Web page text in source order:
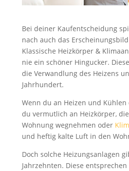
Bei deiner Kaufentscheidung
nach auch das
Klassische Heizkörper &
nie ein schöner Hingucker.
die Verwandlung des Heizens
Jahrhundert.
Wenn du an Heizen und
du vermutlich an Heizkörper,
Wohnung wegnehmen oder
und heftig kalte Luft in den
Doch solche Heizungsanlagen
Jahrzehnten. Diese